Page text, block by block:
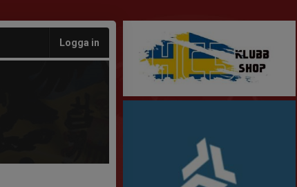
Logga in